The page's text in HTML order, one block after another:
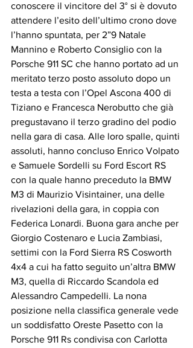
conoscere il vincitore del 3° si è dovuto
attendere l’esito dell’ultimo crono dove
l’hanno spuntata, per 2”9 Natale
Mannino e Roberto Consiglio con la
Porsche 911 SC che hanno portato ad un
meritato terzo posto assoluto dopo un
testa a testa con l’Opel Ascona 400 di
Tiziano e Francesca Nerobutto che già
pregustavano il terzo gradino del podio
nella gara di casa. Alle loro spalle, quinti
assoluti, hanno concluso Enrico Volpato
e Samuele Sordelli su Ford Escort RS
con la quale hanno preceduto la BMW
M3 di Maurizio Visintainer, una delle
rivelazioni della gara, in coppia con
Federica Lonardi. Buona gara anche per
Giorgio Costenaro e Lucia Zambiasi,
settimi con la Ford Sierra RS Cosworth
4x4 a cui ha fatto seguito un’altra BMW
M3, quella di Riccardo Scandola ed
Alessandro Campedelli. La nona
posizione nella classifica generale vede
un soddisfatto Oreste Pasetto con la
Porsche 911 Rs condivisa con Carlotta